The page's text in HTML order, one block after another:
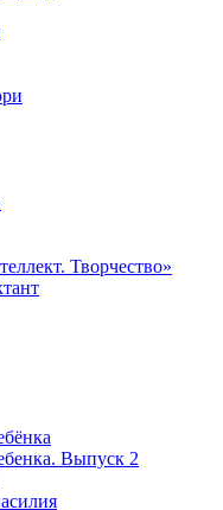
Творчество»
Выпуск 2